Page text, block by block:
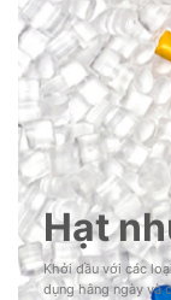
Hạt
Khởi đầu với các
dụng hằng ngày và